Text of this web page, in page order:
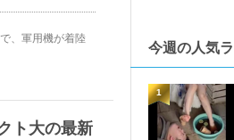
、軍用機が着陸
ト大の最新
今週の人気
1